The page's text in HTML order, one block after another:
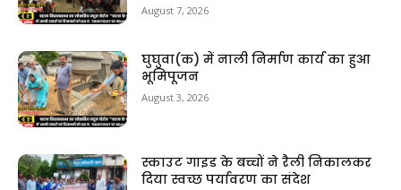
August 7, 2026
घुघुवा(क) में नाली निर्माण कार्य का हुआ
भूमिपूजन
August 3, 2026
स्काउट गाइड के बच्चों ने रैली निकालकर
दिया स्वच्छ पर्यावरण का संदेश